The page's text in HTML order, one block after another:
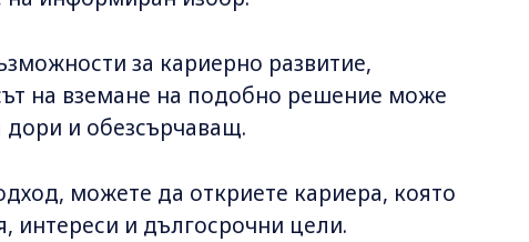
за кариерно развитие,
на вземане на подобно решение може
дори и обезсърчаващ.
можете да откриете кариера, която
интереси и дългосрочни цели.